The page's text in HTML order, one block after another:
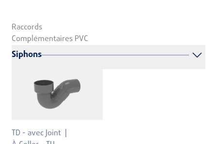
Raccords
Complémentaires PVC
Siphons
TD - avec Joint